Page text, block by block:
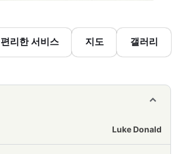
편리한 서비스 지도 갤러리
Luke Donald